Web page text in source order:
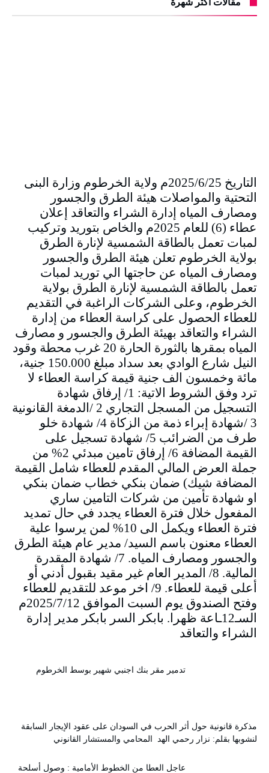
التاريخ 2025/6/25م ولاية الخرطوم وزارة البنى
التحتية والمواصلات هيئة الطرق والجسور
ومصارف المياه إدارة الشراء والتعاقد إعلان
عطاء (6) للعام 2025م والخاص بتوريد وتركيب
لمبات تعمل بالطاقة الشمسية لإنارة الطرق
بولاية الخرطوم تعلن هيئة الطرق والجسور
ومصارف المياه عن حاجتها الي توريد لمبات
تعمل بالطاقة الشمسية لإنارة الطرق بولاية
الخرطوم، وعلى الشركات الراغبة في التقديم
للعطاء الحصول على كراسة العطاء من إدارة
الشراء والتعاقد بهيئة الطرق والجسور و مصارف
المياه بمقرها بالثورة الحارة 20 غرب محطة وقود
النيل شارع الوادي بعد سداد مبلغ 150.000 جنية،
مائة وخمسون الف جنية قيمة كراسة العطاء لا
ترد وفق الشروط الاتية: 1/ إرفاق شهادة
التسجيل من المسجل التجاري 2 /الدمغة القانونية
3 /شهادة إبراء ذمة من الزكاة 4/ شهادة خلو
طرف من الضرائب 5/ شهادة تسجيل على
القيمة المضافة 6/ إرفاق تامين مبدئي 2% من
جملة العرض المالي المقدم للعطاء شامل القيمة
المضافة شيك) ضمان بنكي خطاب ضمان بنكي
او شهادة تأمين من شركات التامين ساري
المفعول خلال فترة العطاء يجدد في حال تمديد
فترة العطاء ويكمل الى 10% لمن يرسوا علية
العطاء معنون باسم السيد/ مدير عام هيئة الطرق
والجسور ومصارف المياه. 7/ شهادة المقدرة
المالية. 8/ المدير العام غير مقيد بقبول أدني أو
أعلى قيمة للعطاء. 9/ اخر موعد للتقديم للعطاء
وفتح الصندوق يوم السبت الموافق 2025/7/12م
السـ12ـاعة ظهرا. بابكر السر بابكر مدير إدارة
الشراء والتعاقد
تدمير مقر بنك اجنبي شهير بوسط الخرطوم
مذكرة قانونية حول أثر الحرب في السودان على عقود الإيجار السابقة
لنشوبها بقلم: نزار رحمي الهد المحامي والمستشار القانوني
عاجل العطا من الخطوط الأمامية : وصول أسلحة